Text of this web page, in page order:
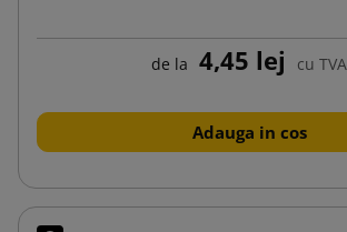
de la 4,45 lej cu TVA
Adauga in cos